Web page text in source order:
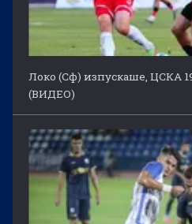
Локо (Сф) изпускаше, ЦСКА
(ВИДЕО)